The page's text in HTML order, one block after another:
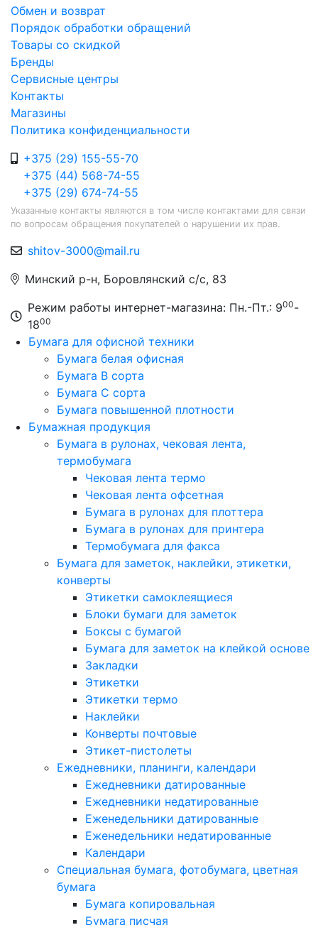
Обмен и возврат
Порядок обработки обращений
Товары со скидкой
Бренды
Сервисные центры
Контакты
Магазины
Политика конфиденциальности
+375 (29) 155-55-70
+375 (44) 568-74-55
+375 (29) 674-74-55
Указанные контакты являются в том числе контактами для связи
по вопросам обращения покупателей о нарушении их прав.
shitov-3000@mail.ru
Минский р-н, Боровлянский с/с, 83
Режим работы интернет-магазина: Пн.-Пт.: 900-
1800
Бумага для офисной техники
Бумага белая офисная
Бумага B сорта
Бумага C сорта
Бумага повышенной плотности
Бумажная продукция
Бумага в рулонах, чековая лента,
термобумага
Чековая лента термо
Чековая лента офсетная
Бумага в рулонах для плоттера
Бумага в рулонах для принтера
Термобумага для факса
Бумага для заметок, наклейки, этикетки,
конверты
Этикетки самоклеящиеся
Блоки бумаги для заметок
Боксы с бумагой
Бумага для заметок на клейкой основе
Закладки
Этикетки
Этикетки термо
Наклейки
Конверты почтовые
Этикет-пистолеты
Ежедневники, планинги, календари
Ежедневники датированные
Ежедневники недатированные
Еженедельники датированные
Еженедельники недатированные
Календари
Специальная бумага, фотобумага, цветная
бумага
Бумага копировальная
Бумага писчая